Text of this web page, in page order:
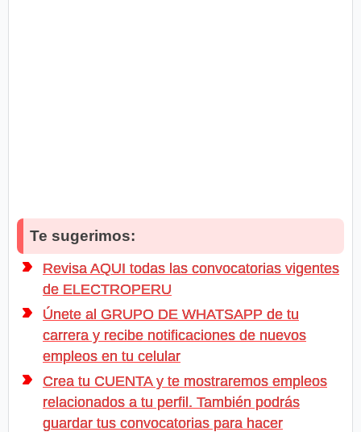
Te sugerimos:
Revisa AQUI todas las convocatorias vigentes
de ELECTROPERU
Únete al GRUPO DE WHATSAPP de tu
carrera y recibe notificaciones de nuevos
empleos en tu celular
Crea tu CUENTA y te mostraremos empleos
relacionados a tu perfil. También podrás
guardar tus convocatorias para hacer